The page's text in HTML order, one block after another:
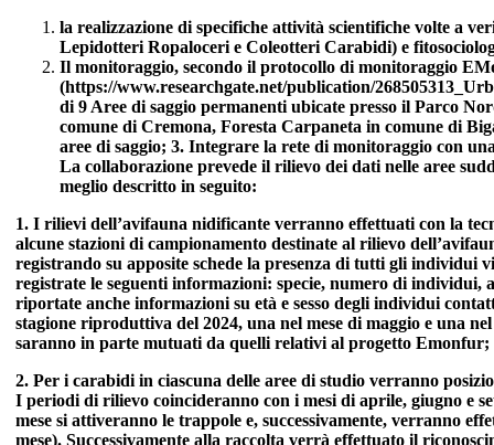
la realizzazione di specifiche attività scientifiche volte a
Lepidotteri Ropaloceri e Coleotteri Carabidi) e
Il monitoraggio, secondo il protocollo di monitoraggio
(https://www.researchgate.net/publication/
di 9 Aree di saggio permanenti ubicate presso il Parco
comune di Cremona, Foresta Carpaneta in comune di
aree di saggio; 3. Integrare la rete di monitoraggio con
La collaborazione prevede il rilievo dei dati nelle aree
meglio descritto in seguito:
1. I rilievi dell’avifauna nidificante verranno effettuati con la
alcune stazioni di campionamento destinate al rilievo
registrando su apposite schede la presenza di tutti gli individui
registrate le seguenti informazioni: specie, numero di
riportate anche informazioni su età e sesso degli individui
stagione riproduttiva del 2024, una nel mese di maggio e una
saranno in parte mutuati da quelli relativi al progetto Emonfur;
2. Per i carabidi in ciascuna delle aree di studio verranno
I periodi di rilievo coincideranno con i mesi di aprile, giugno e
mese si attiveranno le trappole e, successivamente, verranno
mese). Successivamente alla raccolta verrà effettuato il